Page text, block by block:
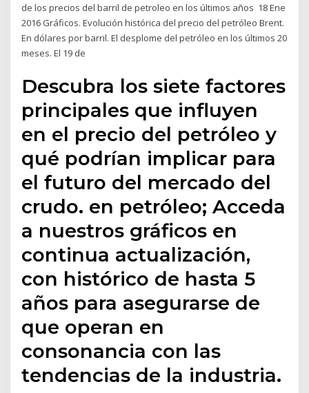
de los precios del barril de petroleo en los últimos años 18 Ene
2016 Gráficos. Evolución histórica del precio del petróleo Brent.
En dólares por barril. El desplome del petróleo en los últimos 20
meses. El 19 de
Descubra los siete factores
principales que influyen
en el precio del petróleo y
qué podrían implicar para
el futuro del mercado del
crudo. en petróleo; Acceda
a nuestros gráficos en
continua actualización,
con histórico de hasta 5
años para asegurarse de
que operan en
consonancia con las
tendencias de la industria.